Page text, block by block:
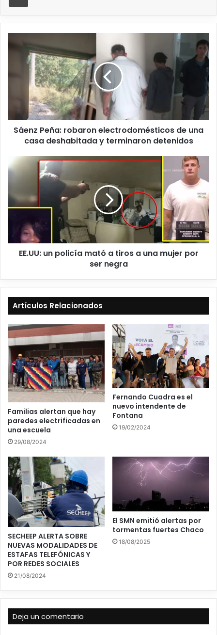
Sáenz Peña: robaron electrodomésticos de una
casa deshabitada y terminaron detenidos
EE.UU: un policía mató a tiros a una mujer por
ser negra
Artículos Relacionados
Familias alertan que hay
paredes electrificadas en
una escuela
29/08/2024
Fernando Cuadra es el
nuevo intendente de
Fontana
19/02/2024
SECHEEP ALERTA SOBRE
NUEVAS MODALIDADES DE
ESTAFAS TELEFÓNICAS Y
POR REDES SOCIALES
21/08/2024
El SMN emitió alertas por
tormentas fuertes Chaco
18/08/2025
Deja un comentario